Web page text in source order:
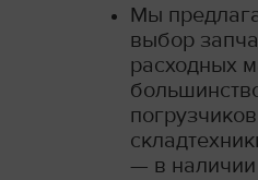
Мы
выбор
расходных
— в наличии